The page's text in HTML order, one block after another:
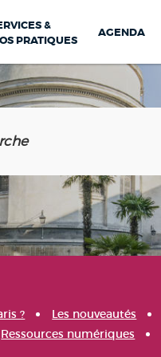
&
PRATIQUES
AGENDA
? Les nouveautés
Ressources numériques